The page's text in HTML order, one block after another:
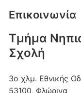
Επικοινωνία
Τμήμα
Σχολή
3ο χλμ. Εθνικής
53100, Φλώρινα